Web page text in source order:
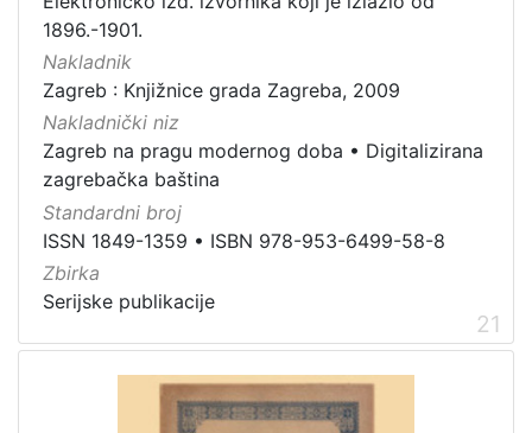
1896.-1901.
Nakladnik
Zagreb : Knjižnice grada Zagreba, 2009
Nakladnički niz
Zagreb na pragu modernog doba • Digitalizirana
zagrebačka baština
Standardni broj
ISSN 1849-1359 • ISBN 978-953-6499-58-8
Zbirka
Serijske publikacije
21